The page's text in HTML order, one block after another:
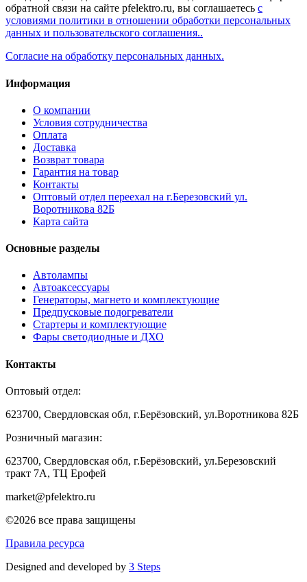
обратной связи на сайте pfelektro.ru, вы соглашаетесь с
условиями политики в отношении обработки персональных
данных и пользовательского соглашения..
Согласие на обработку персональных данных.
Информация
О компании
Условия сотрудничества
Оплата
Доставка
Возврат товара
Гарантия на товар
Контакты
Оптовый отдел переехал на г.Березовский ул.
Воротникова 82Б
Карта сайта
Основные разделы
Автолампы
Автоаксессуары
Генераторы, магнето и комплектующие
Предпусковые подогреватели
Стартеры и комплектующие
Фары светодиодные и ДХО
Контакты
Оптовый отдел:
623700, Свердловская обл, г.Берёзовский, ул.Воротникова 82Б
Розничный магазин:
623700, Свердловская обл, г.Берёзовский, ул.Березовский
тракт 7А, ТЦ Ерофей
market@pfelektro.ru
©2026 все права защищены
Правила ресурса
Designed and developed by 3 Steps